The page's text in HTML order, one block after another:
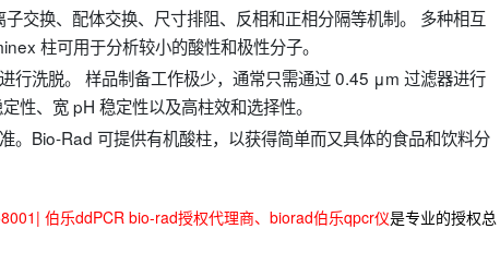
交换、配体交换、尺寸排阻、反相和正相分隔等机制。 多种相互
柱可用于分析较小的酸性和极性分子。
行洗脱。 样品制备工作极少，通常只需通过 0.45 μm 过滤器进行
性、宽 pH 稳定性以及高柱效和选择性。
。Bio-Rad 可提供有机酸柱，以获得简单而又具体的食品和饮料分
伯乐ddPCR bio-rad授权代理商、biorad伯乐qpcr仪是专业的授权总